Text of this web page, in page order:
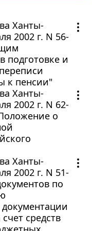
Ханты-
2002 г. N 56-
подготовке и
к пенсии"
Ханты-
2002 г. N 62-
о
Ханты-
2002 г. N 51-
по
средств